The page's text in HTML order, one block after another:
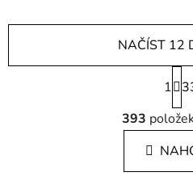
O
v
l
á
d
NAČÍST 12
S
t
r
á
n
k
1
393